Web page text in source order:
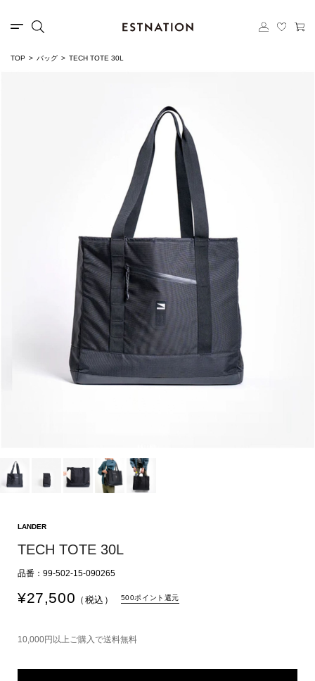
TOP バッグ TECH TOTE 30L
LANDER
TECH TOTE 30L
品番：99-502-15-090265
¥27,500 （税込） 500ポイント還元
10,000円以上ご購入で送料無料